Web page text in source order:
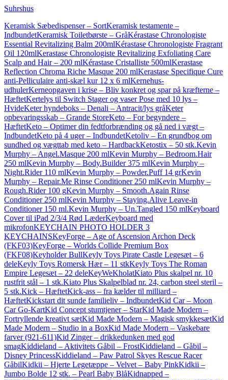
Suhrshus
Keramisk Sæbedispenser – SortKeramisk testamente –
IndbundetKeramisk Toiletbørste – GråKérastase Chronologiste
Essential Revitalizing Balm 200mlKérastase Chronologiste Fragrant
Oil 120mlKerastase Chronologiste Revitalizing Exfoliating Care
Scalp and Hair – 200 mlKérastase Cristalliste 500mlKerastase
Reflection Chroma Riche Masque 200 mlKerastase Specifique Cure
anti-Pelliculaire anti-skæl kur 12 x 6 mlKernehus-
udhulerKerneopgaven i krise – Bliv konkret og spar på kræfterne –
HæftetKertelys til Switch Stager og vaser Pose med 10 lys –
HvideKeter hyndeboks – Denali – Antracit/lys gråKeter
opbevaringsskab – Grande StoreKeto – For begyndere –
HæftetKeto – Optimer din fedtforbrænding og gå ned i vægt –
IndbundetKeto på 4 uger – IndbundetKetoliv – En grundbog om
sundhed og vægttab med keto – HardbackKetostix – 50 stk.Kevin
Murphy – Angel.Masque 200 mlKevin Murphy – Bedroom.Hair
250 mlKevin Murphy – Body.Builder 375 mlKevin Murphy –
Night.Rider 110 mlKevin Murphy – Powder.Puff 14 grKevin
Murphy – Repair.Me Rinse Conditioner 250 mlKevin Murphy –
Rough.Rider 100 gKevin Murphy – Smooth.Again Rinse
Conditioner 250 mlKevin Murphy – Staying.Alive Leave-in
Conditioner 150 ml.Kevin Murphy – Un.Tangled 150 mlKeyboard
Cover til iPad 2/3/4 Rød LæderKeyboard med
mikrofonKEYCHAIN PHOTO HOLDER 3
KEYCHAINSKeyForge – Age of Ascension Archon Deck
(FKF03)KeyForge – Worlds Collide Premium Box
(FKF08)Keyholder BullKeyly Toys Pirate Castle Legesæt – 6
deleKeyly Toys Romersk Hær – 11 stkKeyly Toys The Roman
Empire Legesæt – 22 deleKeyWeKholatKiato Plus skalpel nr. 10
rustfrit stål – 1 stk.Kiato Plus Skalpelblad nr. 24, carbon steel steril –
5 stk.Kick – HæftetKick-ass – fra kælder til milliard –
HæftetKickstart dit sunde familieliv – IndbundetKid Car – Moon
Car Go-KartKid Concept stumtjener – StarKid Made Modern –
Fortryllende kreativt sætKid Made Modern – Magisk smykkesætKid
Made Modern – Studio in a BoxKid Made Modern – Vaskebare
farver (921-611)Kid Zinger – drikkedunken med god
smagKiddieland – Aktivitets Gåbil – FrostKiddieland – Gåbil –
Disney PrincessKiddieland – Paw Patrol Skyes Rescue Racer
GåbilKidkii – Hjerte Legetæppe – Velvet – Baby PinkKidkii –
Jumbo Bolde 12 stk. – Pearl Baby BlåKidnapped –